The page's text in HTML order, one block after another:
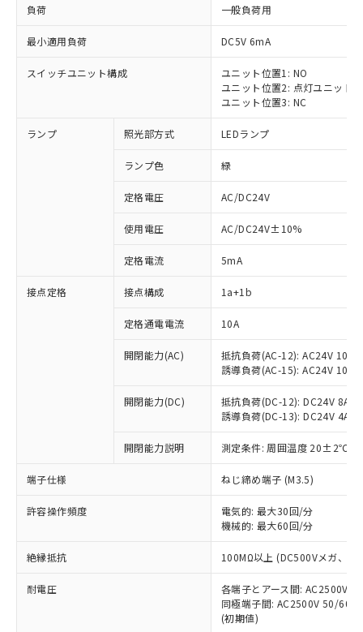
負荷 一般負荷用
最小適用負荷 DC5V 6mA
スイッチユニット構成
ユニット位置1: NO
ユニット位置2: 点灯ユニット
ユニット位置3: NC
ランプ 照光部方式 LEDランプ
ランプ色 緑
定格電圧 AC/DC24V
使用電圧 AC/DC24V±10%
定格電流 5mA
接点定格 接点構成 1a+1b
定格通電電流 10A
開閉能力(AC)
抵抗負荷(AC-12): AC24V 10A/
誘導負荷(AC-15): AC24V
開閉能力(DC)
抵抗負荷(DC-12): DC24V 8A/
誘導負荷(DC-13): DC24V 4A/
開閉能力説明 測定条件: 周囲温度 20±2℃、
端子仕様 ねじ締め端子 (M3.5)
許容操作頻度
電気的: 最大30回/分
機械的: 最大60回/分
絶縁抵抗 100MΩ以上 (DC500Vメガ、点
耐電圧
各端子とアース間: AC2500V
同極端子間: AC2500V 50/
(初期値)
ご利用条件
ご利用ください。
本サービスは、当社制御機器事業取扱
商品の当社在庫状況および標準価格
(税抜)を提供させていただくもので
当社制御機器事業取扱商品の中には、
本サービスの対象外となる商品もある
ことをご了承ください。
在庫状況および標準価格照会結果は、
対応済み：EU RoHS指令（10物質）の
非含有に対応した製品が提供可能な商品で
対応予定：EU RoHS指令（10物質）の非含
有に対応した製品に切り替える予定のある
対応予定なし：EU RoHS指令（10物質）の
非含有に非対応の商品で、対応品を出す予
定はありません。
調査・確認中：EU RoHS指令（10物質）の
非含有の対応状況を調査中または確認中の
害物質有無と関係のない商品です。
仕入先様の事情により、非含有部品として
いたものが、含有品と判明した場合などや
むを得ず変更することがあります。
※1 中国RoHS○×表
「○」：最大均質材料含有率が中国RoHSの
基準値以下であることを示します。
「×」：最大均質材料含有率が中国RoHSの
基準値を超えていることを示します。
「－」：未確認です。当社販売部門へお問
当社は、これら貴社製品のうち、外国
為替および外国貿易法に定める商品